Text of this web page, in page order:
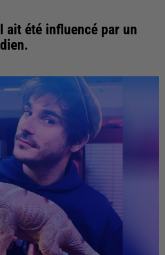
ait été influencé par un